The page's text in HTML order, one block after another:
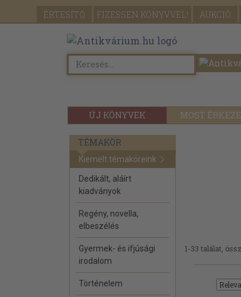
ÉRTESÍTŐ FIZESSEN KÖNYVVEL! AUKCIÓ
ÚJ KÖNYVEK MOST
TÉMAKÖR
Kiemelt témaköreink
Dedikált, aláírt
kiadványok
Regény, novella,
elbeszélés
Gyermek- és ifjúsági
irodalom
Történelem
1-33 találat,